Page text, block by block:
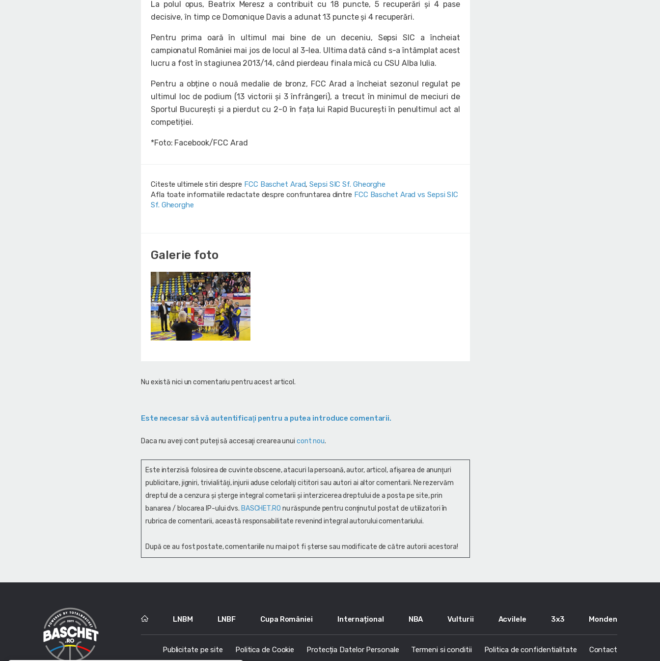
La polul opus, Beatrix Meresz a contribuit cu 18 puncte, 5 recuperări și 4 pase
decisive, în timp ce Domonique Davis a adunat 13 puncte și 4 recuperări.
Pentru prima oară în ultimul mai bine de un deceniu, Sepsi SIC a încheiat
campionatul României mai jos de locul al 3-lea. Ultima dată când s-a întâmplat acest
lucru a fost în stagiunea 2013/14, când pierdeau finala mică cu CSU Alba Iulia.
Pentru a obține o nouă medalie de bronz, FCC Arad a încheiat sezonul regulat pe
ultimul loc de podium (13 victorii și 3 înfrângeri), a trecut în minimul de meciuri de
Sportul București și a pierdut cu 2-0 în fața lui Rapid București în penultimul act al
competiției.
*Foto: Facebook/FCC Arad
Citeste ultimele stiri despre FCC Baschet Arad,Sepsi SIC Sf. Gheorghe
Afla toate informatiile redactate despre confruntarea dintre FCC Baschet Arad vs Sepsi SIC
Sf. Gheorghe
Galerie foto
Nu există nici un comentariu pentru acest articol.
Este necesar să vă autentificaţi pentru a putea introduce comentarii.
Daca nu aveţi cont puteţi să accesaţi crearea unui cont nou.
Este interzisă folosirea de cuvinte obscene, atacuri la persoană, autor, articol, afişarea de anunţuri
publicitare, jigniri, trivialităţi, injurii aduse celorlalţi cititori sau autori ai altor comentarii. Ne rezervăm
dreptul de a cenzura și şterge integral cometarii și interzicerea dreptului de a posta pe site, prin
banarea / blocarea IP-ului dvs. BASCHET.RO nu răspunde pentru conţinutul postat de utilizatori în
rubrica de comentarii, această responsabilitate revenind integral autorului comentariului.
După ce au fost postate, comentariile nu mai pot fi șterse sau modificate de către autorii acestora!
LNBM LNBF Cupa României Internațional NBA Vulturii Acvilele 3x3 Monden
Publicitate pe site Politica de Cookie Protecția Datelor Personale Termeni si conditii Politica de confidentialitate Contact